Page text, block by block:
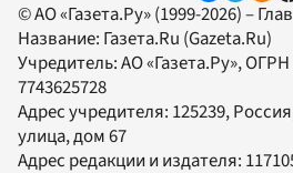
© АО «Газета.Ру» (1999-2026) –
Название: Газета.Ru (Gazeta.Ru)
Учредитель:АО «Газета.Ру», ОГРН
7743625728
Адрес учредителя: 125239,
улица, дом 67
Адрес редакции и издателя: